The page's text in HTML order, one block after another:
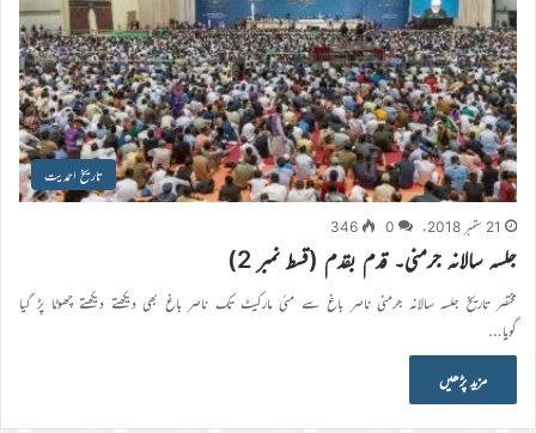
تاریخ احمدیت
21 ستمبر 2018ء 0
346
جلسہ سالانہ جرمنی۔ قدم بقدم (قسط نمبر 2)
مختصر تاریخ جلسہ سالانہ جرمنی ناصر باغ سے مئی مارکیٹ تک ناصر باغ بھی دیکھتے دیکھتے چھوٹا پڑ گیا
گویا…
مزید پڑھیں